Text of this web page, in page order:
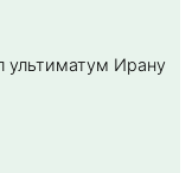
ультиматум Ирану